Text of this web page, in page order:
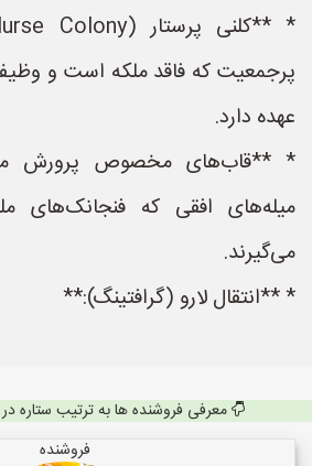
پرجمعیت که فاقد ملکه است و
عهده دارد.
* **قاب‌های مخصوص پرورش
میله‌های افقی که فنجانک‌های
می‌گیرند.
* **انتقال لارو (گرافتینگ):**
معرفی فروشنده ها به ترتیب
فروشنده